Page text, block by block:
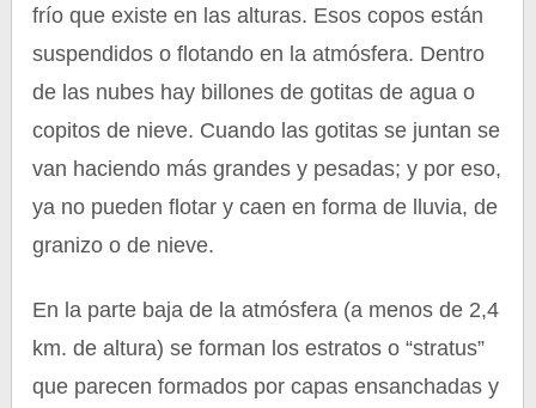
frío que existe en las alturas. Esos copos están
suspendidos o flotando en la atmósfera. Dentro
de las nubes hay billones de gotitas de agua o
copitos de nieve. Cuando las gotitas se juntan se
van haciendo más grandes y pesadas; y por eso,
ya no pueden flotar y caen en forma de lluvia, de
granizo o de nieve.
En la parte baja de la atmósfera (a menos de 2,4
km. de altura) se forman los estratos o “stratus”
que parecen formados por capas ensanchadas y